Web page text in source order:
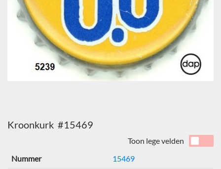
Kroonkurk #15469
Toon lege velden
Nummer
15469